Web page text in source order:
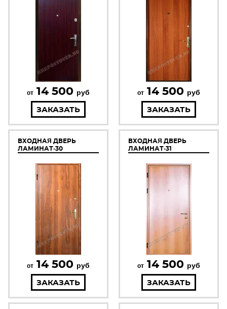
от 14 500 руб
ЗАКАЗАТЬ
от 14 500 руб
ЗАКАЗАТЬ
ВХОДНАЯ ДВЕРЬ
ЛАМИНАТ-30
от 14 500 руб
ЗАКАЗАТЬ
ВХОДНАЯ ДВЕРЬ
ЛАМИНАТ-31
от 14 500 руб
ЗАКАЗАТЬ